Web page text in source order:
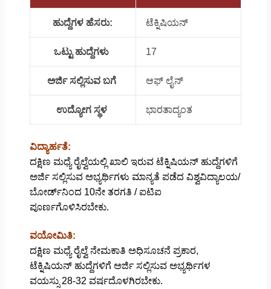
ಹುದ್ದೆಗಳ ಹೆಸರು: ಟೆಕ್ನಿಷಿಯನ್
ಒಟ್ಟು ಹುದ್ದೆಗಳು 17
ಅರ್ಜಿ ಸಲ್ಲಿಸುವ ಬಗೆ ಆಫ್ ಲೈನ್
ಉದ್ಯೋಗ ಸ್ಥಳ ಭಾರತಾದ್ಯಂತ
ವಿದ್ಯಾರ್ಹತೆ:
ದಕ್ಷಿಣ ಮಧ್ಯೆ ರೈಲ್ವೆಯಲ್ಲಿ ಖಾಲಿ ಇರುವ ಟೆಕ್ನಿಷಿಯನ್ ಹುದ್ದೆಗಳಿಗೆ
ಅರ್ಜಿ ಸಲ್ಲಿಸುವ ಅಭ್ಯರ್ಥಿಗಳು ಮಾನ್ಯತೆ ಪಡೆದ ವಿಶ್ವವಿದ್ಯಾಲಯ/
ಬೋರ್ಡ್​​ನಿಂದ 10ನೇ ತರಗತಿ / ಐಟಿಐ
ಪೂರ್ಣಗೊಳಿಸಿರಬೇಕು.
ವಯೋಮಿತಿ:
ದಕ್ಷಿಣ ಮಧ್ಯೆ ರೈಲ್ವೆ ನೇಮಕಾತಿ ಅಧಿಸೂಚನೆ ಪ್ರಕಾರ,
ಟೆಕ್ನಿಷಿಯನ್ ಹುದ್ದೆಗಳಿಗೆ ಅರ್ಜಿ ಸಲ್ಲಿಸುವ ಅಭ್ಯರ್ಥಿಗಳ
ವಯಸ್ಸು 28-32 ವರ್ಷದೊಳಗಿರಬೇಕು.